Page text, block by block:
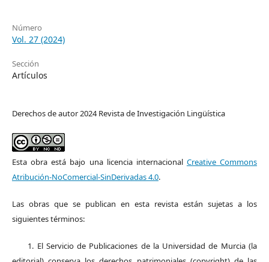
Número
Vol. 27 (2024)
Sección
Artículos
Derechos de autor 2024 Revista de Investigación Lingüística
Esta obra está bajo una licencia internacional Creative Commons
Atribución-NoComercial-SinDerivadas 4.0.
Las obras que se publican en esta revista están sujetas a los
siguientes términos:
1. El Servicio de Publicaciones de la Universidad de Murcia (la